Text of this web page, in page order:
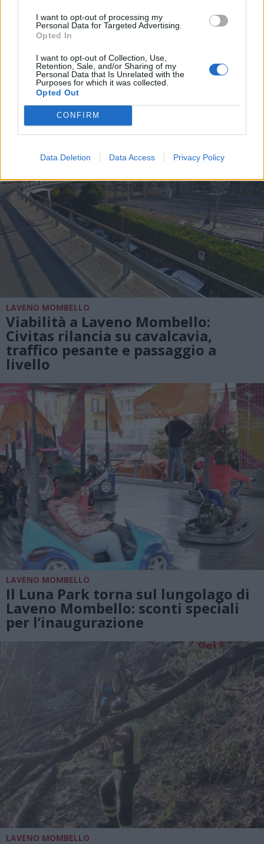
I want to opt-out of processing my
Personal Data for Targeted Advertising.
Opted In
I want to opt-out of Collection, Use,
Retention, Sale, and/or Sharing of my
Personal Data that Is Unrelated with the
Purposes for which it was collected.
Opted Out
CONFIRM
Data Deletion Data Access Privacy Policy
ALTRE NOTIZIE DI LAVENO MOMBELLO
LAVENO MOMBELLO
Viabilità a Laveno Mombello:
Civitas rilancia su cavalcavia,
traffico pesante e passaggio a
livello
LAVENO MOMBELLO
Il Luna Park torna sul lungolago di
Laveno Mombello: sconti speciali
per l’inaugurazione
LAVENO MOMBELLO